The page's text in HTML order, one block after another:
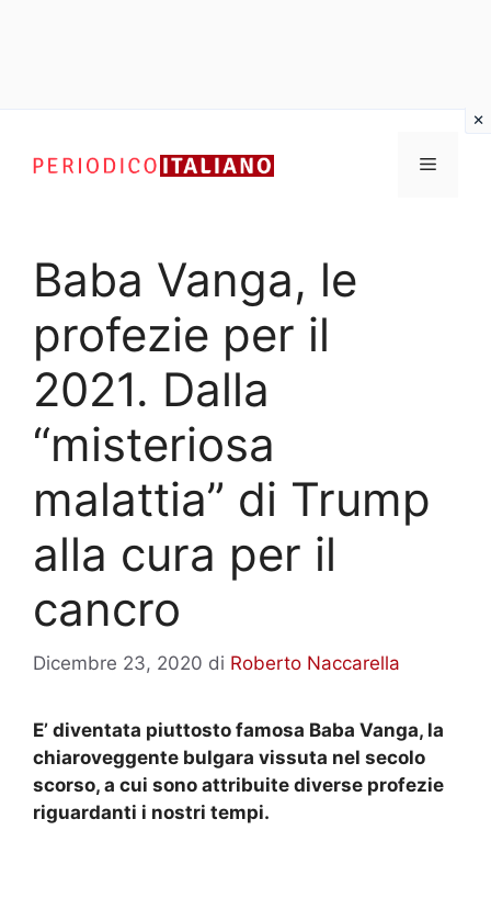
contenuto
Menu
Baba Vanga, le
profezie per il
2021. Dalla
“misteriosa
malattia” di Trump
alla cura per il
cancro
Dicembre 23, 2020 di Roberto Naccarella
E’ diventata piuttosto famosa Baba Vanga, la
chiaroveggente bulgara vissuta nel secolo
scorso, a cui sono attribuite diverse profezie
riguardanti i nostri tempi.